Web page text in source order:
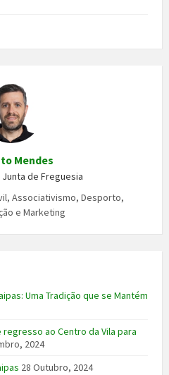
Mendes
de Freguesia
Associativismo, Desporto,
e Marketing
Uma Tradição que se Mantém
regresso ao Centro da Vila para
2024
28 Outubro, 2024